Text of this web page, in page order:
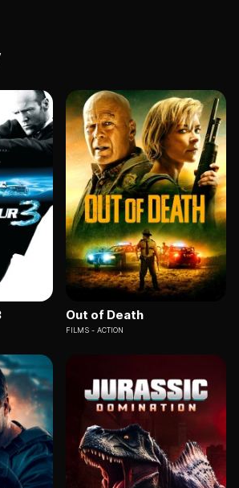
Out of Death
FILMS ACTION